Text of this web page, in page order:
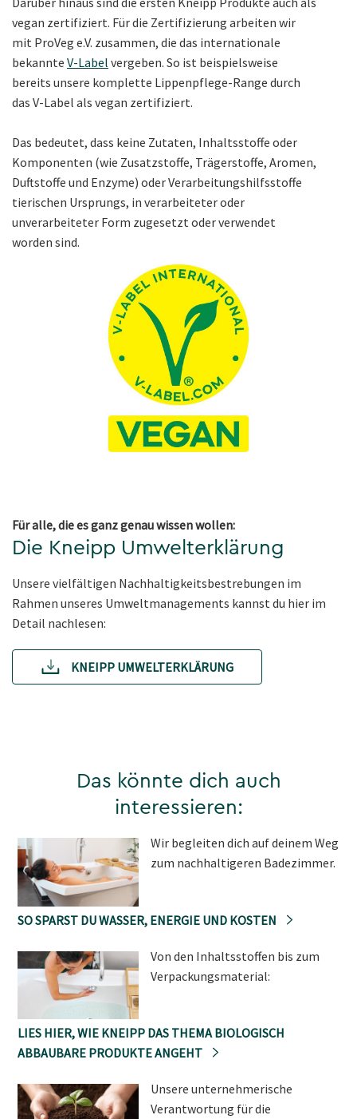
vegan zertifiziert. Für die Zertifizierung arbeiten wir
mit ProVeg e.V. zusammen, die das internationale
bekannte V-Label vergeben. So ist beispielsweise
bereits unsere komplette Lippenpflege-Range durch
das V-Label als vegan zertifiziert.
Das bedeutet, dass keine Zutaten, Inhaltsstoffe oder
Komponenten (wie Zusatzstoffe, Trägerstoffe, Aromen,
Duftstoffe und Enzyme) oder Verarbeitungshilfsstoffe
tierischen Ursprungs, in verarbeiteter oder
unverarbeiteter Form zugesetzt oder verwendet
worden sind.
Für alle, die es ganz genau wissen wollen:
Die Kneipp Umwelterklärung
Unsere vielfältigen Nachhaltigkeitsbestrebungen im
Rahmen unseres Umweltmanagements kannst du hier im
Detail nachlesen:
KNEIPP UMWELTERKLÄRUNG
Das könnte dich auch
interessieren:
Wir begleiten dich auf deinem Weg
zum nachhaltigeren Badezimmer.
SO SPARST DU WASSER, ENERGIE UND KOSTEN
Von den Inhaltsstoffen bis zum
Verpackungsmaterial:
LIES HIER, WIE KNEIPP DAS THEMA BIOLOGISCH
ABBAUBARE PRODUKTE ANGEHT
Unsere unternehmerische
Verantwortung für die